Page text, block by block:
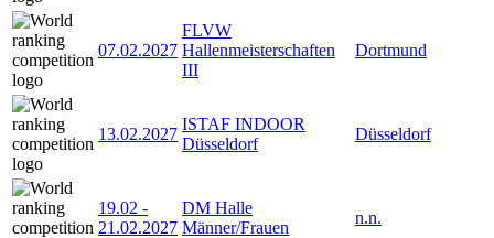
07.02.2027
FLVW
Hallenmeisterschaften
III
Dortmund
13.02.2027
ISTAF INDOOR
Düsseldorf
Düsseldorf
19.02 -
21.02.2027
DM Halle
Männer/Frauen
n.n.